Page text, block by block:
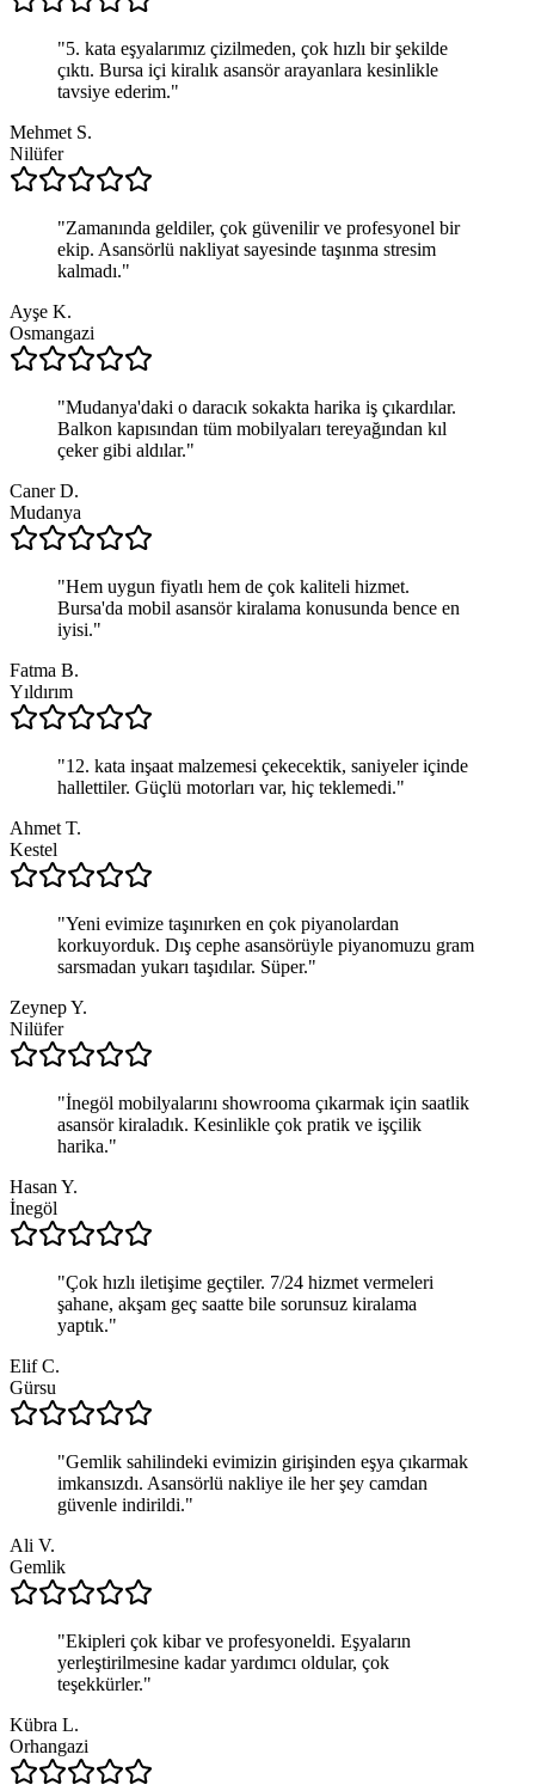
"5. kata eşyalarımız çizilmeden, çok hızlı bir şekilde
çıktı. Bursa içi kiralık asansör arayanlara kesinlikle
tavsiye ederim."
Mehmet S.
Nilüfer
"Zamanında geldiler, çok güvenilir ve profesyonel bir
ekip. Asansörlü nakliyat sayesinde taşınma stresim
kalmadı."
Ayşe K.
Osmangazi
"Mudanya'daki o daracık sokakta harika iş çıkardılar.
Balkon kapısından tüm mobilyaları tereyağından kıl
çeker gibi aldılar."
Caner D.
Mudanya
"Hem uygun fiyatlı hem de çok kaliteli hizmet.
Bursa'da mobil asansör kiralama konusunda bence en
iyisi."
Fatma B.
Yıldırım
"12. kata inşaat malzemesi çekecektik, saniyeler içinde
hallettiler. Güçlü motorları var, hiç teklemedi."
Ahmet T.
Kestel
"Yeni evimize taşınırken en çok piyanolardan
korkuyorduk. Dış cephe asansörüyle piyanomuzu gram
sarsmadan yukarı taşıdılar. Süper."
Zeynep Y.
Nilüfer
"İnegöl mobilyalarını showrooma çıkarmak için saatlik
asansör kiraladık. Kesinlikle çok pratik ve işçilik
harika."
Hasan Y.
İnegöl
"Çok hızlı iletişime geçtiler. 7/24 hizmet vermeleri
şahane, akşam geç saatte bile sorunsuz kiralama
yaptık."
Elif C.
Gürsu
"Gemlik sahilindeki evimizin girişinden eşya çıkarmak
imkansızdı. Asansörlü nakliye ile her şey camdan
güvenle indirildi."
Ali V.
Gemlik
"Ekipleri çok kibar ve profesyoneldi. Eşyaların
yerleştirilmesine kadar yardımcı oldular, çok
teşekkürler."
Kübra L.
Orhangazi